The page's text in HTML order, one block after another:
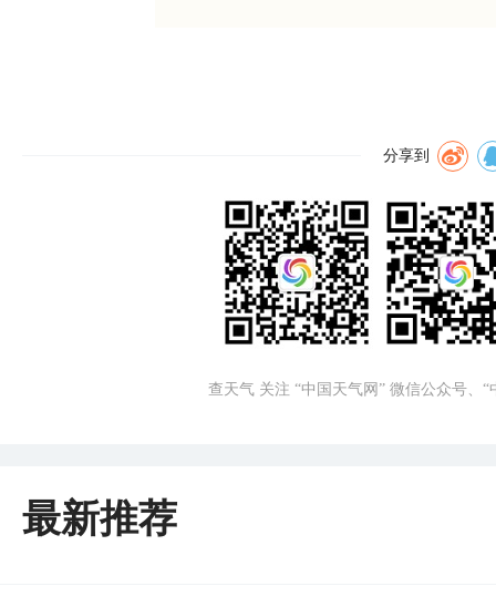
分享到
查天气 关注 “中国天气网” 微信公众号、
最新推荐